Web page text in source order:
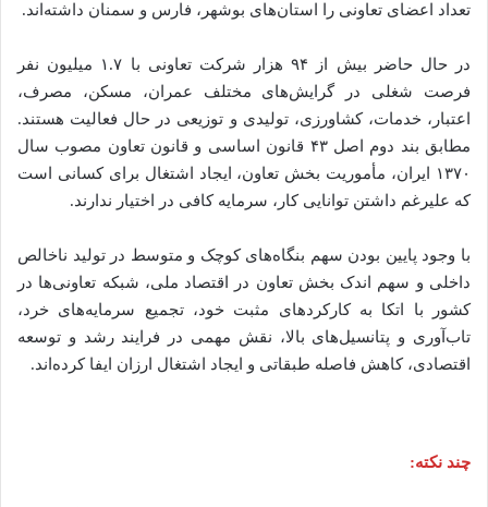
تعداد اعضای تعاونی را استان‌های بوشهر، فارس و سمنان داشته‌اند.
در حال حاضر بیش از ۹۴ هزار شرکت تعاونی با ۱.۷ میلیون نفر
فرصت شغلی در گرایش‌های مختلف عمران، مسکن، مصرف،
اعتبار، خدمات، کشاورزی، تولیدی و توزیعی در حال فعالیت هستند.
مطابق بند دوم اصل ۴۳ قانون اساسی و قانون تعاون مصوب سال
۱۳۷۰ ایران، مأموریت بخش تعاون، ایجاد اشتغال برای کسانی است
که علیرغم داشتن توانایی کار، سرمایه کافی در اختیار ندارند.
با وجود پایین بودن سهم بنگاه‌های کوچک و متوسط در تولید ناخالص
داخلی و سهم اندک بخش تعاون در اقتصاد ملی، شبکه تعاونی‌ها در
کشور با اتکا به کارکردهای مثبت خود، تجمیع سرمایه‌های خرد،
تاب‌آوری و پتانسیل‌های بالا، نقش مهمی در فرایند رشد و توسعه
اقتصادی، کاهش فاصله طبقاتی و ایجاد اشتغال ارزان ایفا کرده‌اند.
چند نکته: